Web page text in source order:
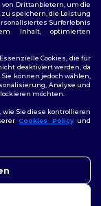
Map
von Drittanbietern, um die
speichern, die Leistung
Surferlebnis
Inhalt, optimierten
Cookies, die für
deaktiviert werden, da
können jedoch wählen,
Analyse und
möchten.
wie Sie diese kontrollieren
Cookies Policyund